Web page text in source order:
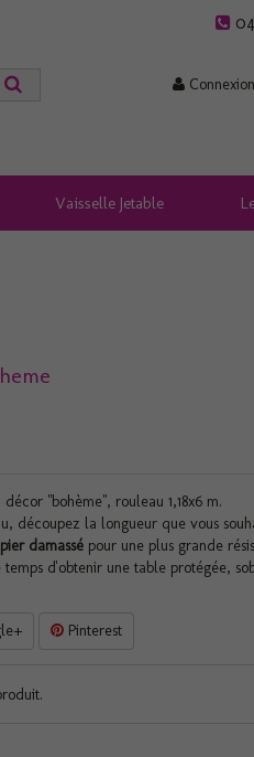
Connexion
Vaisselle Jetable
"bohème", rouleau 1,18x6 m.
découpez la longueur que vous
damassépour une plus grande
d'obtenir une table protégée,
Pinterest